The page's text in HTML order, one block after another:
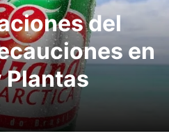
del
en
Plantas